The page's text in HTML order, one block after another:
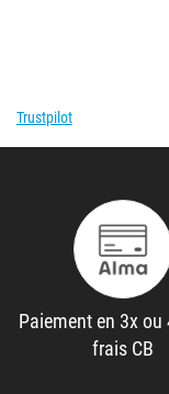
Trustpilot
Paiement en 3x ou
frais CB